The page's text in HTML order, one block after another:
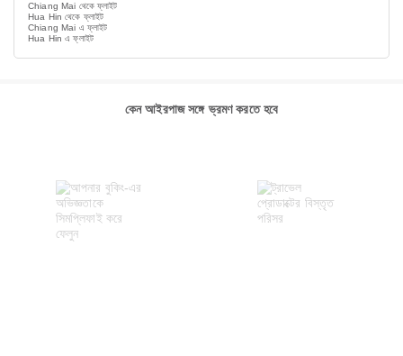
Chiang Mai থেকে ফ্লাইট
Hua Hin থেকে ফ্লাইট
Chiang Mai এ ফ্লাইট
Hua Hin এ ফ্লাইট
কেন আইরপাজ সঙ্গে ভ্রমণ করতে হবে